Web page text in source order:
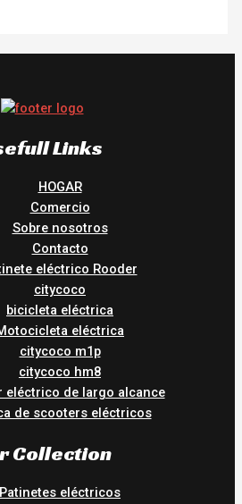
Links
HOGAR
Comercio
Sobre nosotros
Contacto
eléctrico Rooder
citycoco
bicicleta eléctrica
eléctrica
citycoco m1p
citycoco hm8
eléctrico de largo alcance
de scooters eléctricos
Collection
Patinetes eléctricos